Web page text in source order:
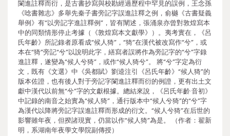
闌進註釋而衍，是古書抄寫與校勘經過歷程中罕見的誤例，王念孫
《唸書雜志》多舉先秦子書旁記字誤進註釋之例，俞樾《古書疑義
舉例》有“以旁記字進註釋例”，皆有闡述，張涌泉亦曾對敦煌寫本
中的同類情形停止考據（《敦煌寫本文獻學》）。夷考實在，《呂
氏年齡》所記錄者原看成“候人猗”，“猗”在漢代被改寫作“兮”，或
本在“猗”旁記“兮”以說明此字，繕寫者誤將作為旁記字的“兮”字錄
進註釋，遂變為“候人兮猗”，或作“候人猗兮”。 將“兮”字定為衍
文，既有《文選》中《吳都賦》劉逵注引《呂氏年齡》“候人猗”的
版本佐證，也有後人對于旁記字闌進註釋而衍的例證，更有出土文
獻中漢代以前無“兮”字的文獻根據。總結來說，《呂氏年齡·音初》
中記錄的南音之始實為“候人猗”，通行版本中“候人兮猗”的“兮”字
為漢代以降將旁記字誤進註釋而形成的衍文。“候人兮猗”在后世的
影響雖年夜，但揆諸現實，仍當以作“候人猗”為是。 （作者：翟新
明，系湖南年夜學文學院副傳授）